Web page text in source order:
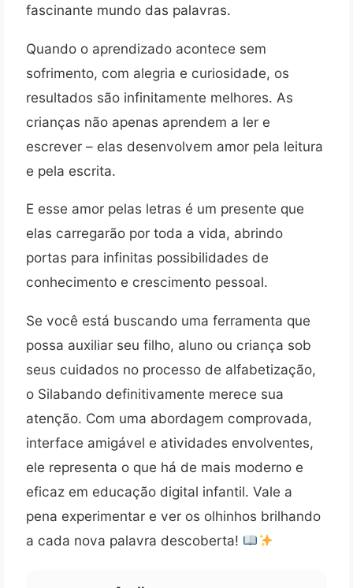
fascinante mundo das palavras.
Quando o aprendizado acontece sem
sofrimento, com alegria e curiosidade, os
resultados são infinitamente melhores. As
crianças não apenas aprendem a ler e
escrever – elas desenvolvem amor pela leitura
e pela escrita.
E esse amor pelas letras é um presente que
elas carregarão por toda a vida, abrindo
portas para infinitas possibilidades de
conhecimento e crescimento pessoal.
Se você está buscando uma ferramenta que
possa auxiliar seu filho, aluno ou criança sob
seus cuidados no processo de alfabetização,
o Silabando definitivamente merece sua
atenção. Com uma abordagem comprovada,
interface amigável e atividades envolventes,
ele representa o que há de mais moderno e
eficaz em educação digital infantil. Vale a
pena experimentar e ver os olhinhos brilhando
a cada nova palavra descoberta!